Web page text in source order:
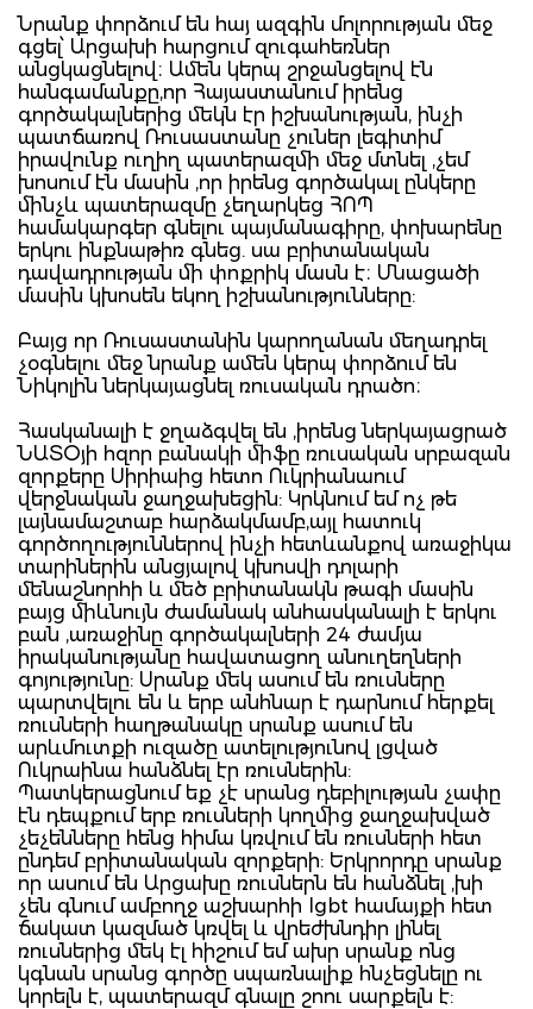
Նրանք փորձում են հայ ազգին մոլորության մեջ
գցել՝ Արցախի հարցում զուգահեռներ
անցկացնելով։ Ամեն կերպ շրջանցելով էն
հանգամանքը,որ Հայաստանում իրենց
գործակալներից մեկն էր իշխանության, ինչի
պատճառով Ռուսաստանը չուներ լեգիտիմ
իրավունք ուղիղ պատերազմի մեջ մտնել ,չեմ
խոսում էն մասին ,որ իրենց գործակալ ընկերը
մինչև պատերազմը չեղարկեց ՀՈՊ
համակարգեր գնելու պայմանագիրը, փոխարենը
երկու ինքնաթիռ գնեց. սա բրիտանական
դավադրության մի փոքրիկ մասն է։ Մնացածի
մասին կխոսեն եկող իշխանությունները:
Բայց որ Ռուսաստանին կարողանան մեղադրել
չօգնելու մեջ նրանք ամեն կերպ փորձում են
Նիկոլին ներկայացնել ռուսական դրածո։
Հասկանալի է ջղաձգվել են ,իրենց ներկայացրած
ՆԱՏՕյի հզոր բանակի միֆը ռուսական սրբազան
զորքերը Սիրիաից հետո Ուկրիանաում
վերջնական ջաղջախեցին: Կրկնում եմ ոչ թե
լայնամաշտաբ հարձակմամբ,այլ հատուկ
գործողություններով ինչի հետևանքով առաջիկա
տարիներին անցյալով կխոսվի դոլարի
մենաշնորհի և մեծ բրիտանակն թագի մասին
բայց միևնույն ժամանակ անհասկանալի է երկու
բան ,առաջինը գործակալների 24 ժամյա
իրականությանը հավատացող անուղեղների
գոյությունը: Սրանք մեկ ասում են ռուսները
պարտվելու են և երբ անհնար է դարնում հերքել
ռուսների հաղթանակը սրանք ասում են
արևմուտքի ուզածը ատելությունով լցված
Ուկրաինա հանձնել էր ռուսներին:
Պատկերացնում եք չէ սրանց դեբիլության չափը
էն դեպքում երբ ռուսների կողմից ջաղջախված
չեչենները հենց հիմա կռվում են ռուսների հետ
ընդեմ բրիտանական զորքերի: Երկրորդը սրանք
որ ասում են Արցախը ռուսներն են հանձնել ,խի
չեն գնում ամբողջ աշխարհի lgbt համայքի հետ
ճակատ կազմած կռվել և վրեժխնդիր լինել
ռուսներից մեկ էլ հիշում եմ ախր սրանք ոնց
կգնան սրանց գործը սպառնալիք հնչեցնելը ու
կորելն է, պատերազմ գնալը շոու սարքելն է: